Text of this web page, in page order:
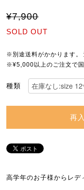
¥7,900
SOLD OUT
※別途送料がかかります。
※¥5,000以上のご注文で国
種類
再
高学年のお子様からレデ